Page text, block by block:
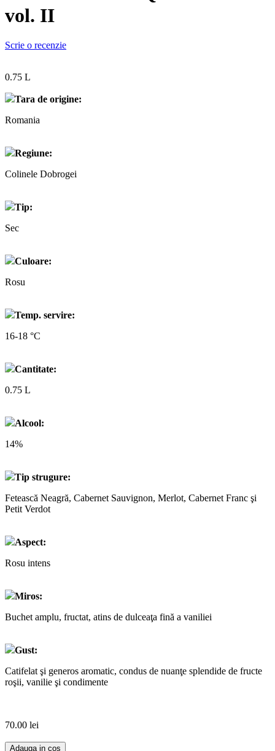
vol. II
Scrie o recenzie
0.75 L
Tara de origine:
Romania
Regiune:
Colinele Dobrogei
Tip:
Sec
Culoare:
Rosu
Temp. servire:
16-18 °C
Cantitate:
0.75 L
Alcool:
14%
Tip strugure:
Fetească Neagră, Cabernet Sauvignon, Merlot, Cabernet Franc şi
Petit Verdot
Aspect:
Rosu intens
Miros:
Buchet amplu, fructat, atins de dulceaţa fină a vaniliei
Gust:
Catifelat şi generos aromatic, condus de nuanţe splendide de fructe
roşii, vanilie şi condimente
70.00 lei
Adauga in cos